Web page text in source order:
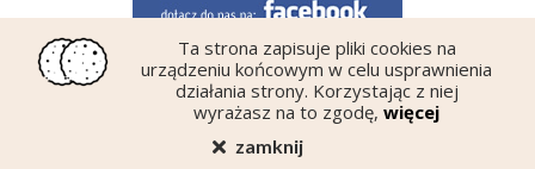
Ta strona zapisuje pliki cookies na
urządzeniu końcowym w celu usprawnienia
działania strony. Korzystając z niej
wyrażasz na to zgodę, więcej
zamknij